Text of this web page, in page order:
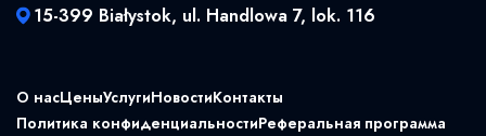
15-399 Białystok, ul. Handlowa 7, lok. 116
О насЦеныУслугиНовостиКонтакты
Политика конфиденциальностиРеферальная программа